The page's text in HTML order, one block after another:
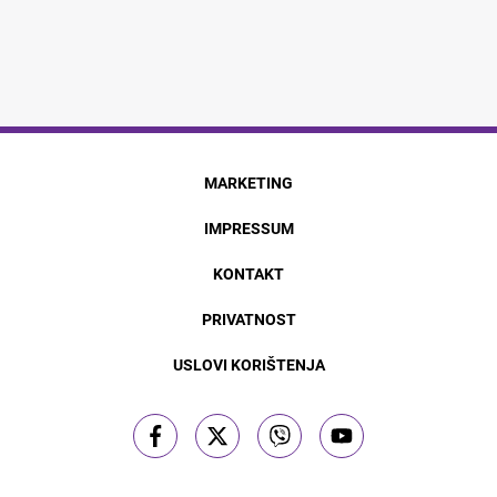
MARKETING
IMPRESSUM
KONTAKT
PRIVATNOST
USLOVI KORIŠTENJA